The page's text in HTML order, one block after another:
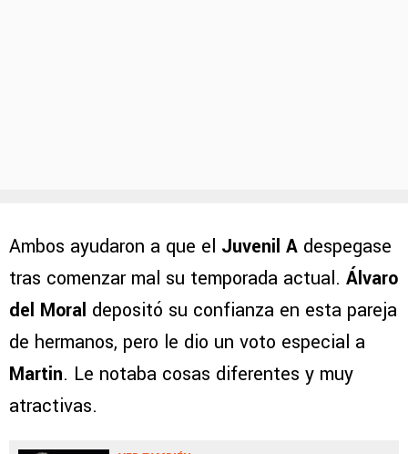
Ambos ayudaron a que el Juvenil A despegase
tras comenzar mal su temporada actual. Álvaro
del Moral depositó su confianza en esta pareja
de hermanos, pero le dio un voto especial a
Martin. Le notaba cosas diferentes y muy
atractivas.